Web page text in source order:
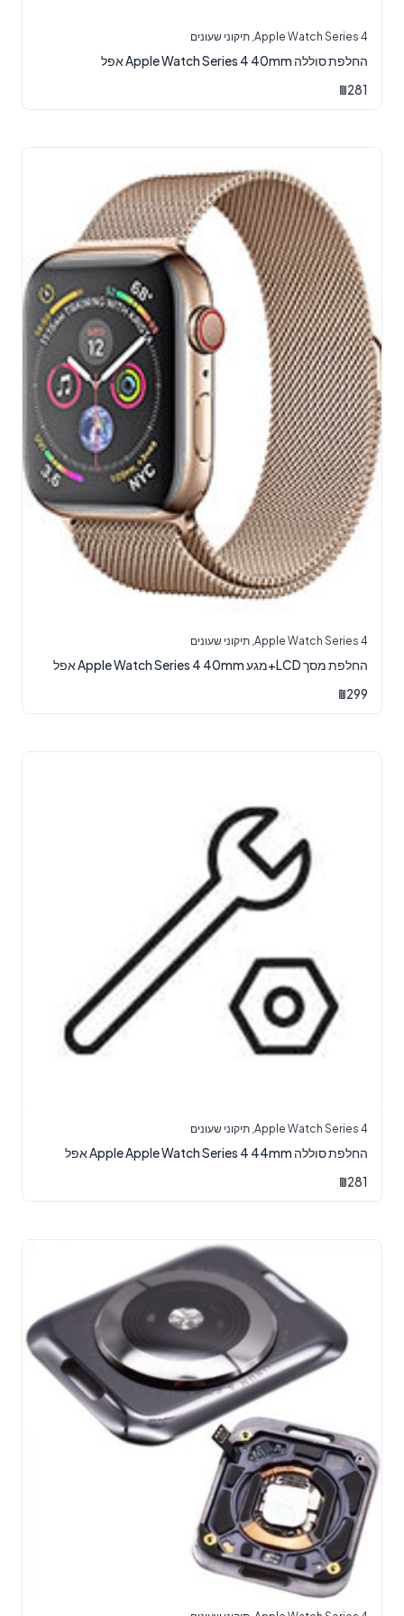
Apple Watch Series 4
,תיקוני שעונים
‏החלפת סוללה Apple Watch Series 4 40mm אפל
₪281
Apple Watch Series 4
,תיקוני שעונים
החלפת מסך LCD+מגע Apple Watch Series 4 40mm אפל
₪299
Apple Watch Series 4
,תיקוני שעונים
‏החלפת סוללה Apple Apple Watch Series 4 44mm אפל
₪281